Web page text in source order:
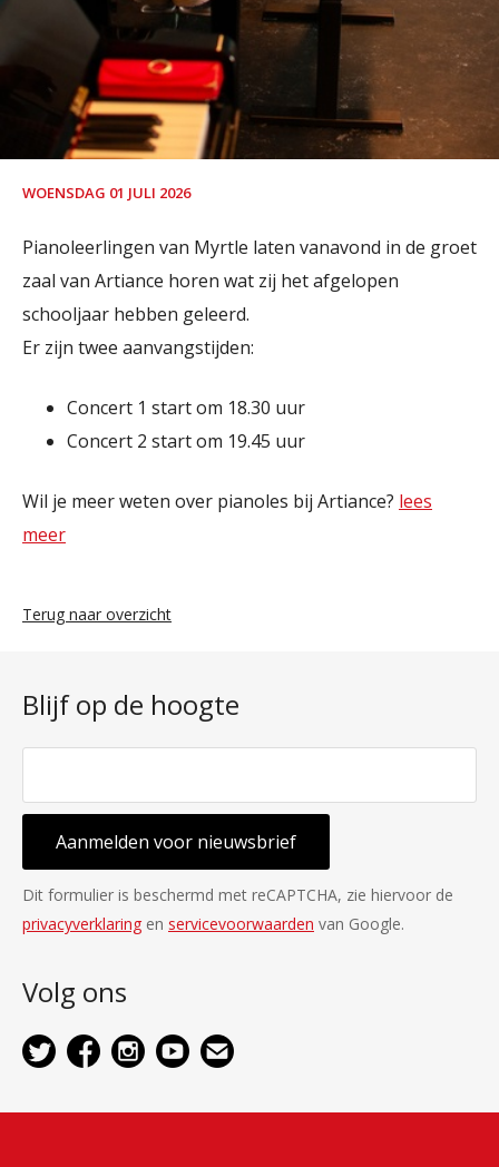
WOENSDAG 01 JULI 2026
Pianoleerlingen van Myrtle laten vanavond in de groet
zaal van Artiance horen wat zij het afgelopen
schooljaar hebben geleerd.
Er zijn twee aanvangstijden:
Concert 1 start om 18.30 uur
Concert 2 start om 19.45 uur
Wil je meer weten over pianoles bij Artiance? lees
meer
Terug naar overzicht
Blijf op de hoogte
Aanmelden voor nieuwsbrief
Dit formulier is beschermd met reCAPTCHA, zie hiervoor de
privacyverklaring en servicevoorwaarden van Google.
Volg ons